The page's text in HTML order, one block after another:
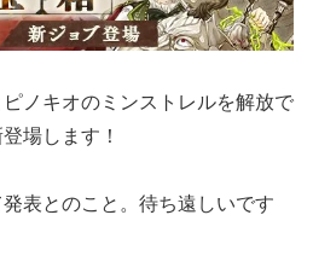
ノキオのミンストレルを解放で
場します！
表とのこと。待ち遠しいです